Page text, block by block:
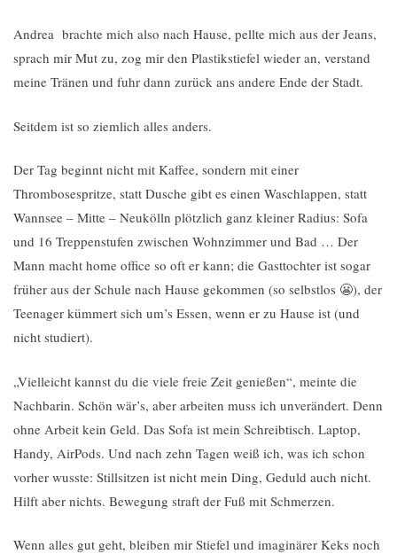
Andrea brachte mich also nach Hause, pellte mich aus der Jeans,
sprach mir Mut zu, zog mir den Plastikstiefel wieder an, verstand
meine Tränen und fuhr dann zurück ans andere Ende der Stadt.
Seitdem ist so ziemlich alles anders.
Der Tag beginnt nicht mit Kaffee, sondern mit einer
Thrombosespritze, statt Dusche gibt es einen Waschlappen, statt
Wannsee – Mitte – Neukölln plötzlich ganz kleiner Radius: Sofa
und 16 Treppenstufen zwischen Wohnzimmer und Bad … Der
Mann macht home office so oft er kann; die Gasttochter ist sogar
früher aus der Schule nach Hause gekommen (so selbstlos 😬), der
Teenager kümmert sich um’s Essen, wenn er zu Hause ist (und
nicht studiert).
„Vielleicht kannst du die viele freie Zeit genießen“, meinte die
Nachbarin. Schön wär’s, aber arbeiten muss ich unverändert. Denn
ohne Arbeit kein Geld. Das Sofa ist mein Schreibtisch. Laptop,
Handy, AirPods. Und nach zehn Tagen weiß ich, was ich schon
vorher wusste: Stillsitzen ist nicht mein Ding, Geduld auch nicht.
Hilft aber nichts. Bewegung straft der Fuß mit Schmerzen.
Wenn alles gut geht, bleiben mir Stiefel und imaginärer Keks noch